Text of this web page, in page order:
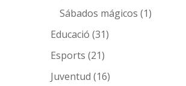
Sábados mágicos (1)
Educació (31)
Esports (21)
Juventud (16)